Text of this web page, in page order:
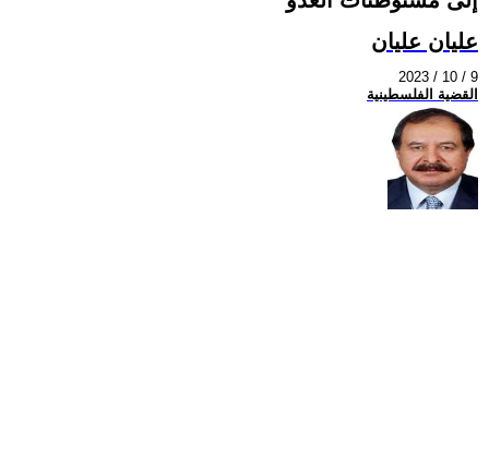
عليان عليان
2023 / 10 / 9
القضية الفلسطينية